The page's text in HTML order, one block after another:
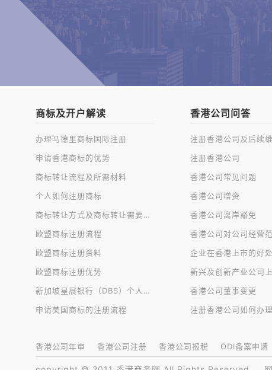
商标及开户解读
办理马德里商标国际注册
申请香港商标的优势
商标转让流程及所需材料
个人如何注册商标
商标转让方式及商标转让需要注意的问题
欧盟商标注册流程
欧盟商标注册资料
欧盟商标注册优势
新加坡星展银行（DBS）个人账户开户
申请美国商标的注册流程
香港公司问答
注册香港公司
香港公司常见问题
香港公司增资
香港公司离岸豁免
企业在香港上市的好处
新兴及创新产业公司
香港公司董事变更
注册香港公司如何办
香港公司年审 香港公司注册 香港公司报税 ODI备案申请